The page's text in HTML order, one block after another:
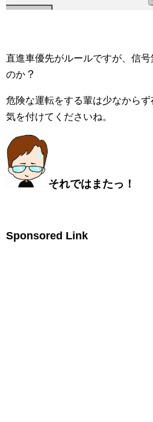
直進車優先がルールですが、信
のか ？
危険な運転をする輩は少なから
気を付けてくださいね。
それではまたっ！
Sponsored Link